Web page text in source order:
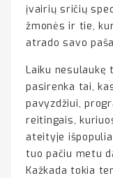
įvairių sričių
žmonės ir tie,
atrado savo
Laiku nesulaukę
pasirenka tai,
pavyzdžiui,
reitingais,
ateityje
tuo pačiu metu
Kažkada tokia